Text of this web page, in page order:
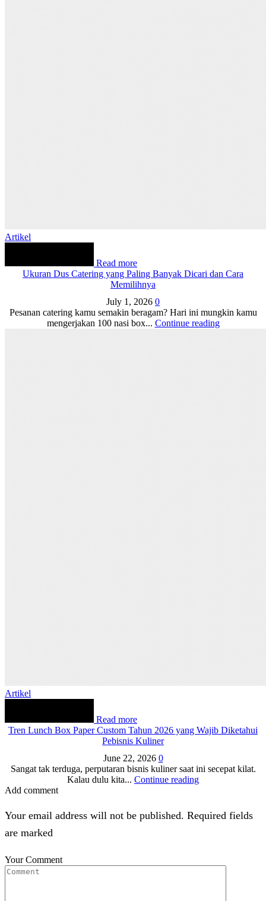
Artikel
Read more
Ukuran Dus Catering yang Paling Banyak Dicari dan Cara
Memilihnya
July 1, 2026 0
Pesanan catering kamu semakin beragam? Hari ini mungkin kamu
mengerjakan 100 nasi box... Continue reading
Artikel
Read more
Tren Lunch Box Paper Custom Tahun 2026 yang Wajib Diketahui
Pebisnis Kuliner
June 22, 2026 0
Sangat tak terduga, perputaran bisnis kuliner saat ini secepat kilat.
Kalau dulu kita... Continue reading
Add comment
Your email address will not be published. Required fields
are marked
Your Comment